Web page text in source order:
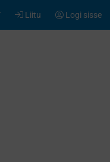
Logi sisse
Liitu